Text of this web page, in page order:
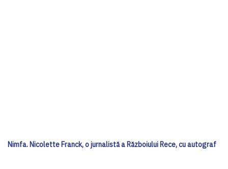
Nimfa. Nicolette Franck, o jurnalistă a Războiului Rece, cu autograf